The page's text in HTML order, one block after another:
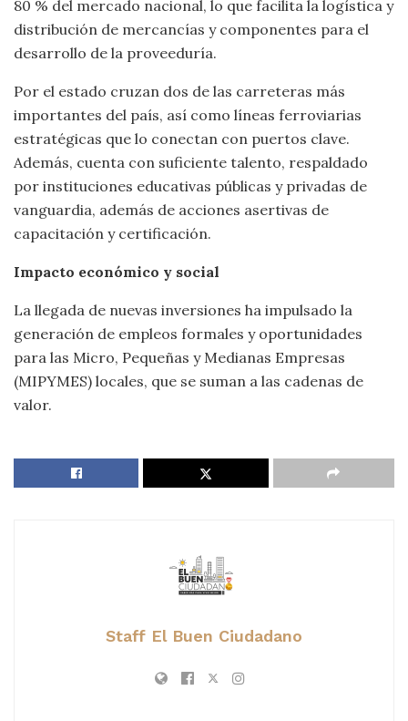
80 % del mercado nacional, lo que facilita la logística y
distribución de mercancías y componentes para el
desarrollo de la proveeduría.
Por el estado cruzan dos de las carreteras más
importantes del país, así como líneas ferroviarias
estratégicas que lo conectan con puertos clave.
Además, cuenta con suficiente talento, respaldado
por instituciones educativas públicas y privadas de
vanguardia, además de acciones asertivas de
capacitación y certificación.
Impacto económico y social
La llegada de nuevas inversiones ha impulsado la
generación de empleos formales y oportunidades
para las Micro, Pequeñas y Medianas Empresas
(MIPYMES) locales, que se suman a las cadenas de
valor.
Staff El Buen Ciudadano